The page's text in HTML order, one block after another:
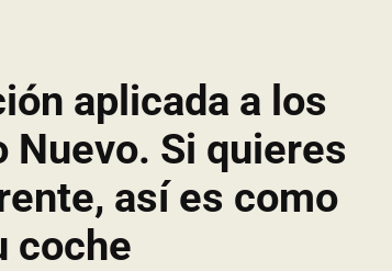
aplicada a los
Nuevo. Si quieres
así es como
coche